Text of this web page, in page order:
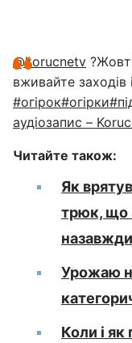
@korucnetv
вживайте
#огірок#огірки
аудіозапис –
Читайте також:
Як
трюк, що
назавжди
Урожаю
Коли і